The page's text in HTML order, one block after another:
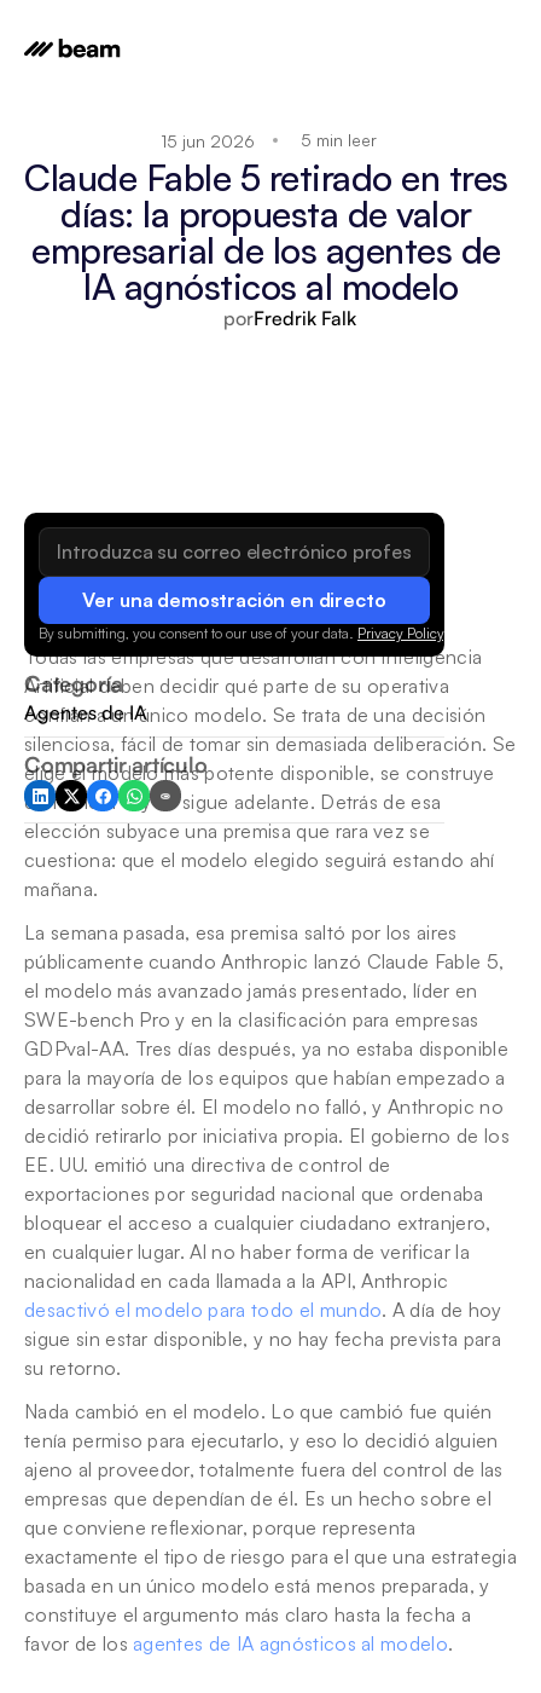
15 jun 2026 5 min leer
Claude Fable 5 retirado en tres
días: la propuesta de valor
empresarial de los agentes de
IA agnósticos al modelo
porFredrik Falk
Ver una demostración en directo
By submitting, you consent to our use of your data. Privacy Policy.
Categoría
Agentes de IA
Compartir artículo
Todas las empresas que desarrollan con Inteligencia
Artificial deben decidir qué parte de su operativa
confían a un único modelo. Se trata de una decisión
silenciosa, fácil de tomar sin demasiada deliberación. Se
elige el modelo más potente disponible, se construye
en torno a él y se sigue adelante. Detrás de esa
elección subyace una premisa que rara vez se
cuestiona: que el modelo elegido seguirá estando ahí
mañana.
La semana pasada, esa premisa saltó por los aires
públicamente cuando Anthropic lanzó Claude Fable 5,
el modelo más avanzado jamás presentado, líder en
SWE-bench Pro y en la clasificación para empresas
GDPval-AA. Tres días después, ya no estaba disponible
para la mayoría de los equipos que habían empezado a
desarrollar sobre él. El modelo no falló, y Anthropic no
decidió retirarlo por iniciativa propia. El gobierno de los
EE. UU. emitió una directiva de control de
exportaciones por seguridad nacional que ordenaba
bloquear el acceso a cualquier ciudadano extranjero,
en cualquier lugar. Al no haber forma de verificar la
desactivó el modelo para todo el mundo. A día de hoy
sigue sin estar disponible, y no hay fecha prevista para
su retorno.
Nada cambió en el modelo. Lo que cambió fue quién
tenía permiso para ejecutarlo, y eso lo decidió alguien
ajeno al proveedor, totalmente fuera del control de las
empresas que dependían de él. Es un hecho sobre el
que conviene reflexionar, porque representa
exactamente el tipo de riesgo para el que una estrategia
basada en un único modelo está menos preparada, y
constituye el argumento más claro hasta la fecha a
favor de los agentes de IA agnósticos al modelo.